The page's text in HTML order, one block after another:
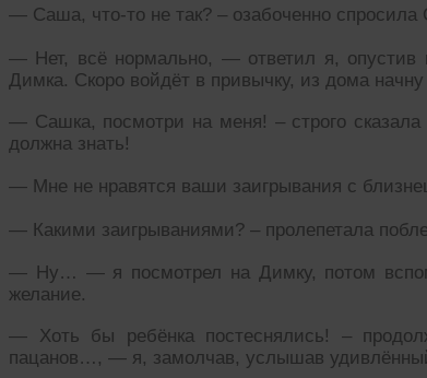
— Саша, что-то не так? – озабоченно спросила
— Нет, всё нормально, — ответил я, опустив
Димка. Скоро войдёт в привычку, из дома начну
— Сашка, посмотри на меня! – строго
должна знать!
— Мне не нравятся ваши заигрывания с
— Какими заигрываниями? – пролепетала
— Ну… — я посмотрел на Димку, потом
желание.
— Хоть бы ребёнка постеснялись! –
пацанов…, — я, замолчав, услышав